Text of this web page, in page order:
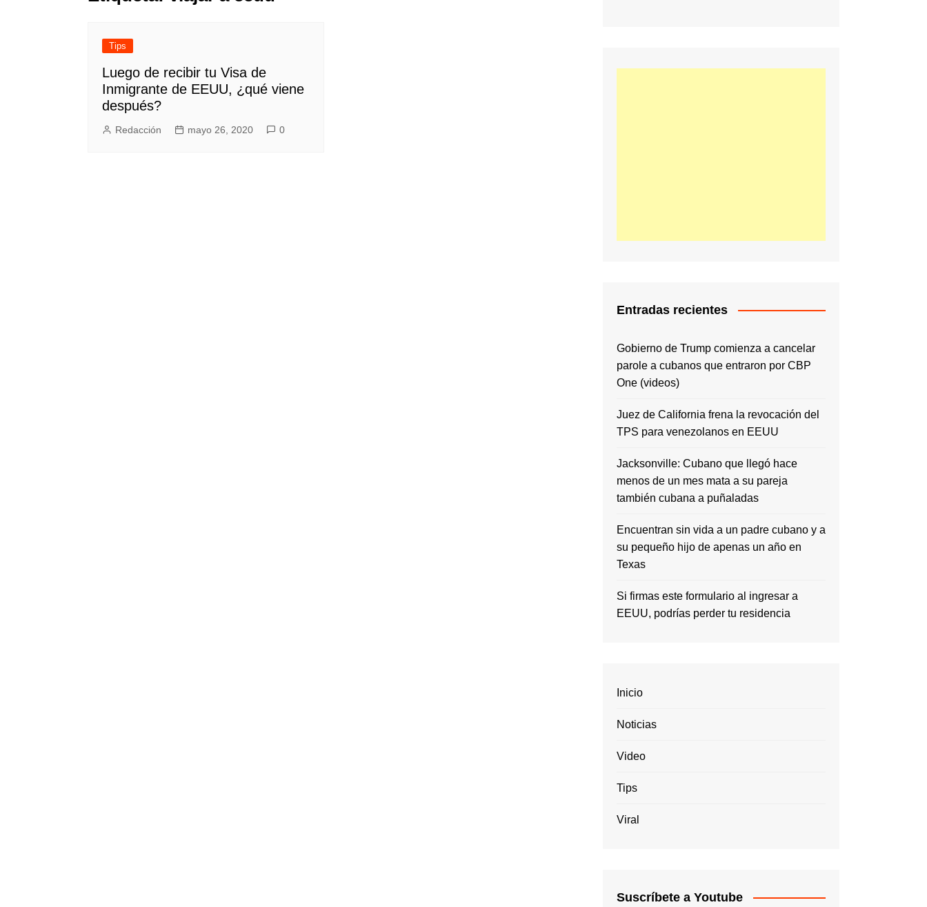
Tips
Luego de recibir tu Visa de
Inmigrante de EEUU, ¿qué viene
después?
Redacción mayo 26, 2020 0
Entradas recientes
Gobierno de Trump comienza a cancelar
parole a cubanos que entraron por CBP
One (videos)
Juez de California frena la revocación del
TPS para venezolanos en EEUU
Jacksonville: Cubano que llegó hace
menos de un mes mata a su pareja
también cubana a puñaladas
Encuentran sin vida a un padre cubano y a
su pequeño hijo de apenas un año en
Texas
Si firmas este formulario al ingresar a
EEUU, podrías perder tu residencia
Inicio
Noticias
Video
Tips
Viral
Suscríbete a Youtube